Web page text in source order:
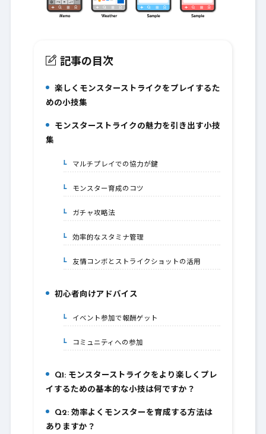
記事の目次
楽しくモンスターストライクをプレイするた
めの小技集
モンスターストライクの魅力を引き出す小技
集
2-1.マルチプレイでの協力が鍵
2-2.モンスター育成のコツ
2-3.ガチャ攻略法
2-4.効率的なスタミナ管理
2-5.友情コンボとストライクショットの活用
3.初心者向けアドバイス
3-1.イベント参加で報酬ゲット
3-2.コミュニティへの参加
4.Q1: モンスターストライクをより楽しくプレ
イするための基本的な小技は何ですか？
Q2: 効率よくモンスターを育成する方法は
ありますか？